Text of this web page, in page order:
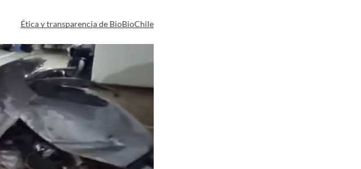
Ética y transparencia de BioBioChile